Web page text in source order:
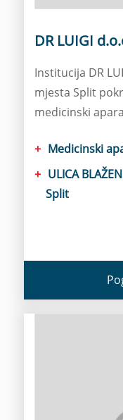
DR LUIGI
Institucija DR
mjesta Split
medicinski
Medicinski
ULICA
Split